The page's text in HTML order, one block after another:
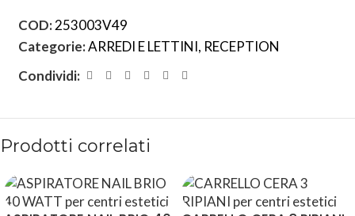
COD:253003V49
Categorie:ARREDI E LETTINI, RECEPTION
Condividi:
Prodotti correlati